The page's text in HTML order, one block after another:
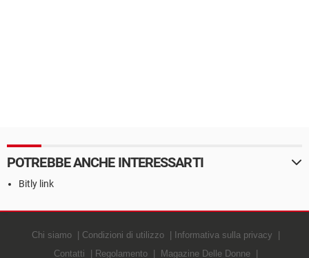
POTREBBE ANCHE INTERESSARTI
Bitly link
Chi siamo Condizioni di utilizzo
Informativa sulla privacy
Contatti
Regolamento Magazine Delle Donne